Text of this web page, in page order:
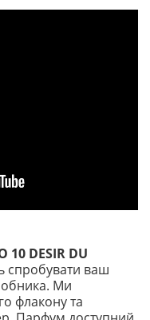
10 DESIR DU
спробувати ваш
Ми
флакону та